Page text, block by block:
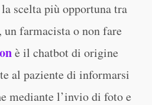
scelta più opportuna tra
farmacista o non fare
è il chatbot di origine
al paziente di informarsi
mediante l’invio di foto e